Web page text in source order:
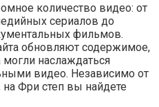
количество видео: от
сериалов до
фильмов.
обновляют содержимое,
наслаждаться
видео. Независимо от
на Фри степ вы найдете